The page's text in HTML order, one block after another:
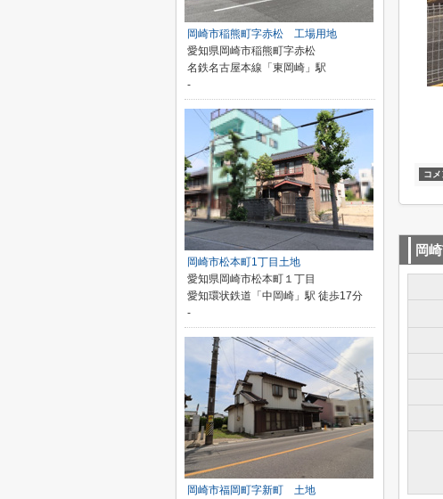
コメ
岡
岡崎市稲熊町字赤松 工場用地
愛知県岡崎市稲熊町字赤松
名鉄名古屋本線「東岡崎」駅
-
岡崎市松本町1丁目土地
愛知県岡崎市松本町１丁目
愛知環状鉄道「中岡崎」駅 徒歩17分
-
岡崎市福岡町字新町 土地